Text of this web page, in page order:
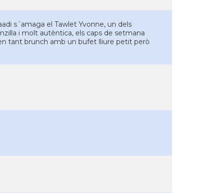
s´amaga el Tawlet Yvonne, un dels
i molt autèntica, els caps de setmana
tant brunch amb un bufet lliure petit però